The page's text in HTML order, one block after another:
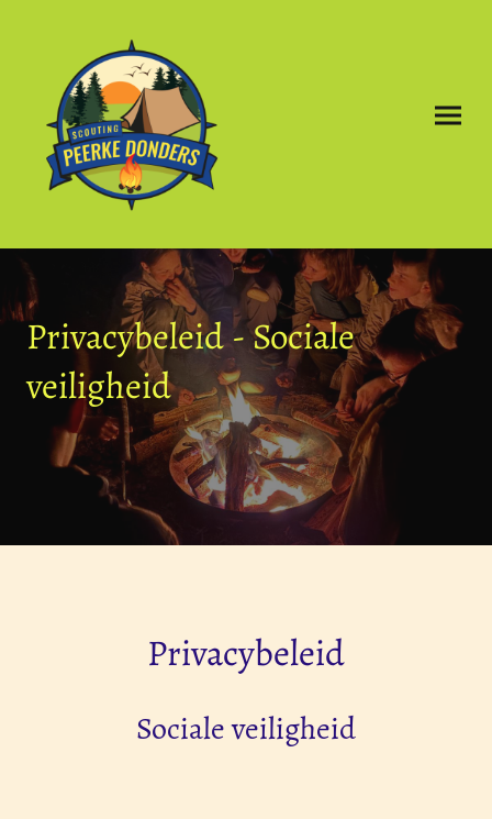
Privacybeleid - Sociale
veiligheid
Privacybeleid
Sociale veiligheid